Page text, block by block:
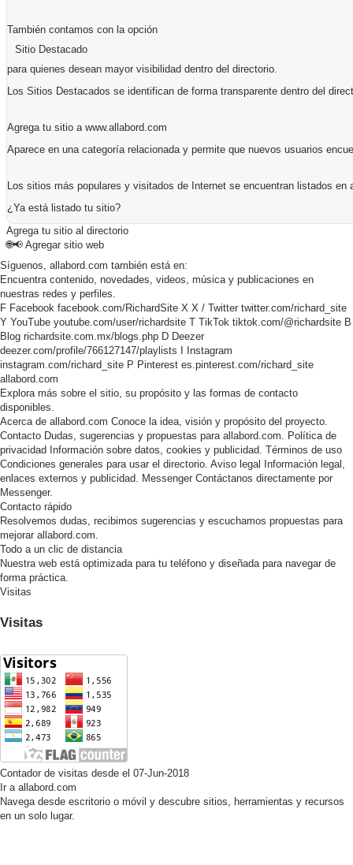
También contamos con la opción
Sitio Destacado
para quienes desean mayor visibilidad dentro del directorio.
Los Sitios Destacados se identifican de forma transparente dentro del
Agrega tu sitio a www.allabord.com
Aparece en una categoría relacionada y permite que nuevos usuarios
Los sitios más populares y visitados de Internet se encuentran listados en
¿Ya está listado tu sitio?
Agrega tu sitio al directorio
🌐📢 Agregar sitio web
Síguenos, allabord.com también está en:
Encuentra contenido, novedades, videos, música y publicaciones en
nuestras redes y perfiles.
F Facebook facebook.com/RichardSite X X / Twitter twitter.com/richard_site
Y YouTube youtube.com/user/richardsite T TikTok tiktok.com/@richardsite B
Blog richardsite.com.mx/blogs.php D Deezer
deezer.com/profile/766127147/playlists
Instagram
instagram.com/richard_site P Pinterest es.pinterest.com/richard_site
allabord.com
Explora más sobre el sitio, su propósito y las formas de contacto
disponibles.
Acerca de allabord.com Conoce la idea, visión y propósito del proyecto.
Contacto Dudas, sugerencias y propuestas para allabord.com. Política de
privacidad Información sobre datos, cookies y publicidad. Términos de uso
Condiciones generales para usar el directorio. Aviso legal
Información legal,
enlaces externos y publicidad. Messenger Contáctanos directamente por
Messenger.
Contacto rápido
Resolvemos dudas, recibimos sugerencias y escuchamos propuestas para
mejorar allabord.com.
Todo a un clic de distancia
Nuestra web está optimizada para tu teléfono y diseñada para navegar de
forma práctica.
Visitas
Visitas
Contador de visitas desde el 07-Jun-2018
Ir a allabord.com
Navega desde escritorio o móvil y descubre sitios, herramientas y recursos
en un solo lugar.